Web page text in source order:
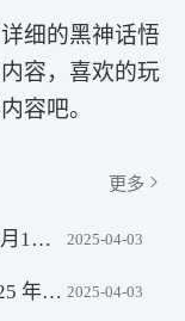
细的黑神话悟
容，喜欢的玩
容吧。
更多
王者荣耀体验服4月资格爆料 将在4月1日开启 2025-04-03
首超特斯拉：CounterPoint 预测 2025 年比亚迪 15.7% 登顶全球纯电汽车市场 2025-04-03